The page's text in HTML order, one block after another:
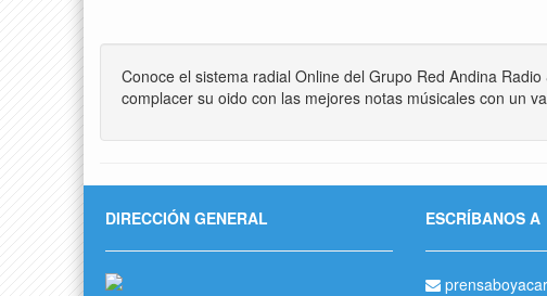
Conoce el sistema radial Online del Grupo Red Andina
complacer su oido con las mejores notas músicales con un
DIRECCIÓN GENERAL ESCRÍBANOS A